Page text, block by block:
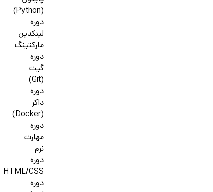
(Python)
دوره
لینکدین
مارکتینگ
دوره
گیت
(Git)
دوره
داکر
(Docker)
دوره
مهارت
نرم
دوره
HTML/CSS
دوره